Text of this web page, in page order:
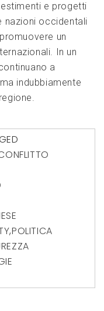
e progetti
nazioni occidentali
un
In un
a
indubbiamente
,POLITICA